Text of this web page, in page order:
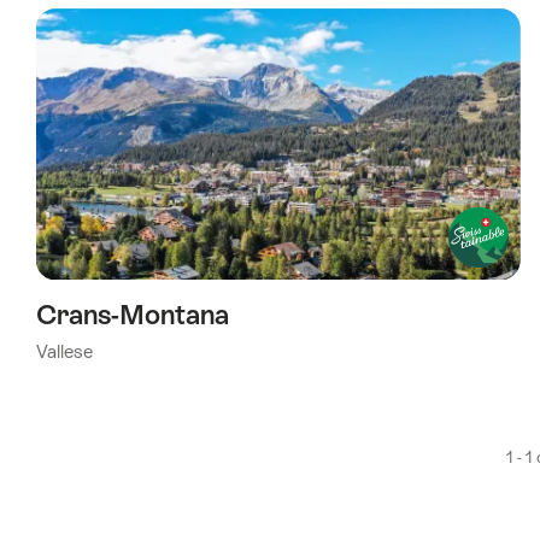
stata
filtrata
in
base
ai
tag
seguenti
Crans-Montana
Vallese
1 - 1